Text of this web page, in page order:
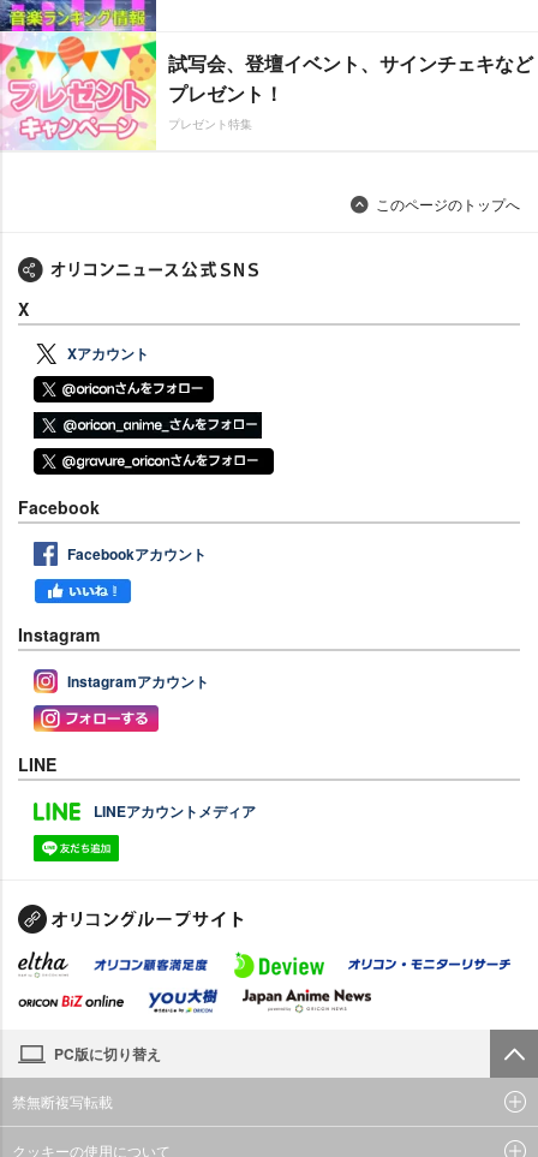
試写会、登壇イベント、サインチェキなど
プレゼント！
プレゼント特集
このページのトップへ
X
Xアカウント
Facebook
Facebookアカウント
Instagram
Instagramアカウント
LINE
LINEアカウントメディア
PC版に切り替え
禁無断複写転載
クッキーの使用について